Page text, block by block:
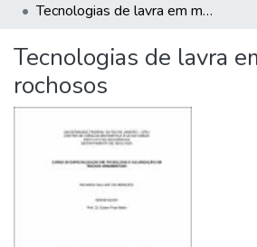
Tecnologias de lavra em maciços rochosos
Tecnologias de lavra
rochosos